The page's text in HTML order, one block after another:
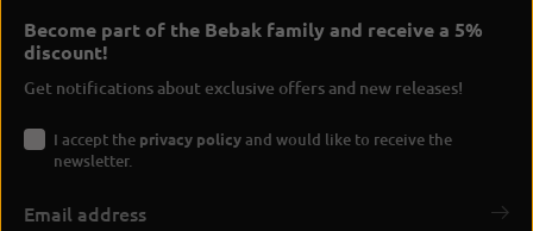
Become part of the Bebak family and receive a 5%
discount!
Get notifications about exclusive offers and new releases!
I accept the privacy policyand would like to receive the
newsletter.